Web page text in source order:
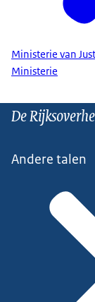
Ministerie van
Ministerie
De
Andere talen